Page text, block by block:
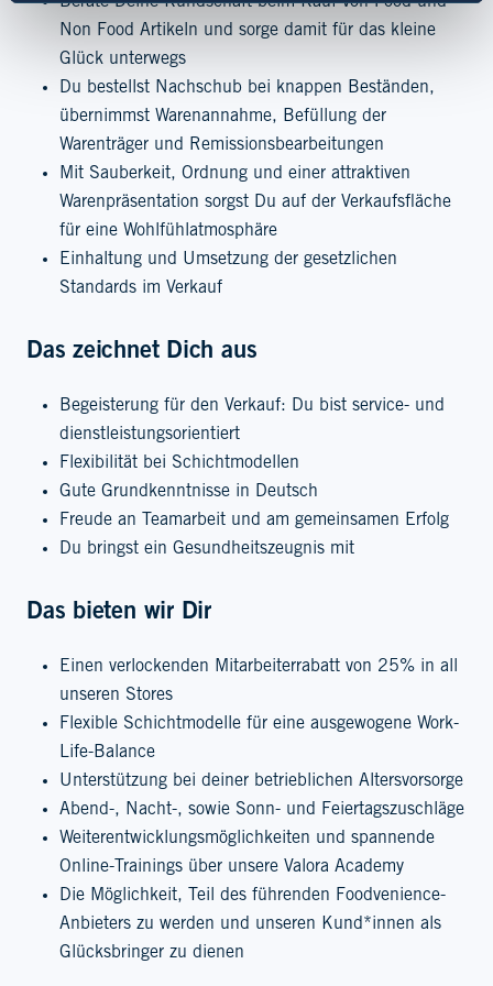
Non Food Artikeln und sorge damit für das kleine
Glück unterwegs
Du bestellst Nachschub bei knappen Beständen,
übernimmst Warenannahme, Befüllung der
Warenträger und Remissionsbearbeitungen
Mit Sauberkeit, Ordnung und einer attraktiven
Warenpräsentation sorgst Du auf der Verkaufsfläche
für eine Wohlfühlatmosphäre
Einhaltung und Umsetzung der gesetzlichen
Standards im Verkauf
Das zeichnet Dich aus
Begeisterung für den Verkauf: Du bist service- und
dienstleistungsorientiert
Flexibilität bei Schichtmodellen
Gute Grundkenntnisse in Deutsch
Freude an Teamarbeit und am gemeinsamen Erfolg
Du bringst ein Gesundheitszeugnis mit
Das bieten wir Dir
Einen verlockenden Mitarbeiterrabatt von 25% in all
unseren Stores
Flexible Schichtmodelle für eine ausgewogene Work-
Life-Balance
Unterstützung bei deiner betrieblichen Altersvorsorge
Abend-, Nacht-, sowie Sonn- und Feiertagszuschläge
Weiterentwicklungsmöglichkeiten und spannende
Online-Trainings über unsere Valora Academy
Die Möglichkeit, Teil des führenden Foodvenience-
Anbieters zu werden und unseren Kund*innen als
Glücksbringer zu dienen